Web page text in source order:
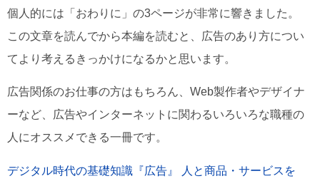
個人的には「おわりに」の3ページが非常に響きました。
この文章を読んでから本編を読むと、広告のあり方につい
てより考えるきっかけになるかと思います。
広告関係のお仕事の方はもちろん、Web製作者やデザイナ
ーなど、広告やインターネットに関わるいろいろな職種の
人にオススメできる一冊です。
デジタル時代の基礎知識『広告』 人と商品・サービスを